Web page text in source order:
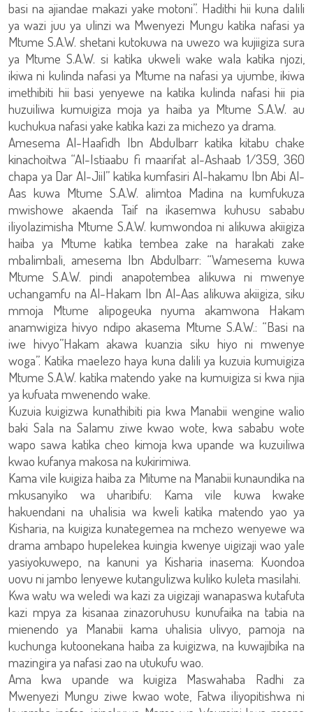
basi na ajiandae makazi yake motoni”. Hadithi hii kuna dalili
ya wazi juu ya ulinzi wa Mwenyezi Mungu katika nafasi ya
Mtume S.A.W. shetani kutokuwa na uwezo wa kujiigiza sura
ya Mtume S.A.W. si katika ukweli wake wala katika njozi,
ikiwa ni kulinda nafasi ya Mtume na nafasi ya ujumbe, ikiwa
imethibiti hii basi yenyewe na katika kulinda nafasi hii pia
huzuiliwa kumuigiza moja ya haiba ya Mtume S.A.W. au
kuchukua nafasi yake katika kazi za michezo ya drama.
Amesema Al-Haafidh Ibn Abdulbarr katika kitabu chake
kinachoitwa “Al-Istiaabu fi maarifat al-Ashaab 1/359, 360
chapa ya Dar Al-Jiil” katika kumfasiri Al-hakamu Ibn Abi Al-
Aas kuwa Mtume S.A.W. alimtoa Madina na kumfukuza
mwishowe akaenda Taif na ikasemwa kuhusu sababu
iliyolazimisha Mtume S.A.W. kumwondoa ni alikuwa akiigiza
haiba ya Mtume katika tembea zake na harakati zake
mbalimbali, amesema Ibn Abdulbarr: “Wamesema kuwa
Mtume S.A.W. pindi anapotembea alikuwa ni mwenye
uchangamfu na Al-Hakam Ibn Al-Aas alikuwa akiigiza, siku
mmoja Mtume alipogeuka nyuma akamwona Hakam
anamwigiza hivyo ndipo akasema Mtume S.A.W.: “Basi na
iwe hivyo”Hakam akawa kuanzia siku hiyo ni mwenye
woga”. Katika maelezo haya kuna dalili ya kuzuia kumuigiza
Mtume S.A.W. katika matendo yake na kumuigiza si kwa njia
ya kufuata mwenendo wake.
Kuzuia kuigizwa kunathibiti pia kwa Manabii wengine walio
baki Sala na Salamu ziwe kwao wote, kwa sababu wote
wapo sawa katika cheo kimoja kwa upande wa kuzuiliwa
kwao kufanya makosa na kukirimiwa.
Kama vile kuigiza haiba za Mitume na Manabii kunaundika na
mkusanyiko wa uharibifu: Kama vile kuwa kwake
hakuendani na uhalisia wa kweli katika matendo yao ya
Kisharia, na kuigiza kunategemea na mchezo wenyewe wa
drama ambapo hupelekea kuingia kwenye uigizaji wao yale
yasiyokuwepo, na kanuni ya Kisharia inasema: Kuondoa
uovu ni jambo lenyewe kutangulizwa kuliko kuleta masilahi.
Kwa watu wa weledi wa kazi za uigizaji wanapaswa kutafuta
kazi mpya za kisanaa zinazoruhusu kunufaika na tabia na
mienendo ya Manabii kama uhalisia ulivyo, pamoja na
kuchunga kutoonekana haiba za kuigizwa, na kuwajibika na
mazingira ya nafasi zao na utukufu wao.
Ama kwa upande wa kuigiza Maswahaba Radhi za
Mwenyezi Mungu ziwe kwao wote, Fatwa iliyopitishwa ni